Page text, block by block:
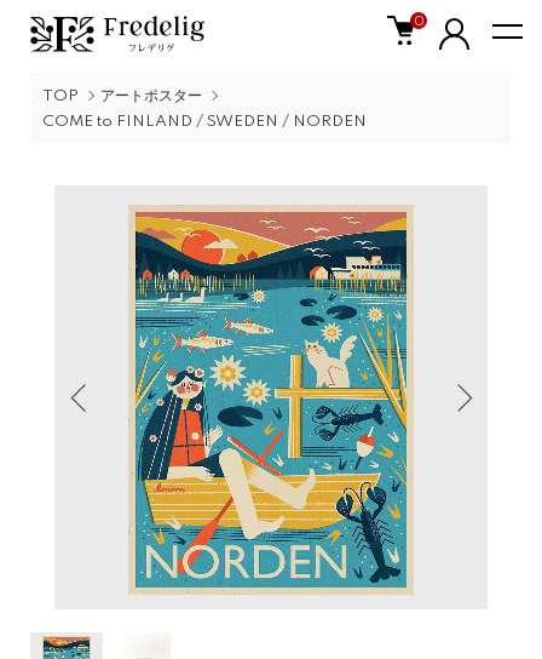
0
TOP
アートポスター
COME to FINLAND / SWEDEN / NORDEN